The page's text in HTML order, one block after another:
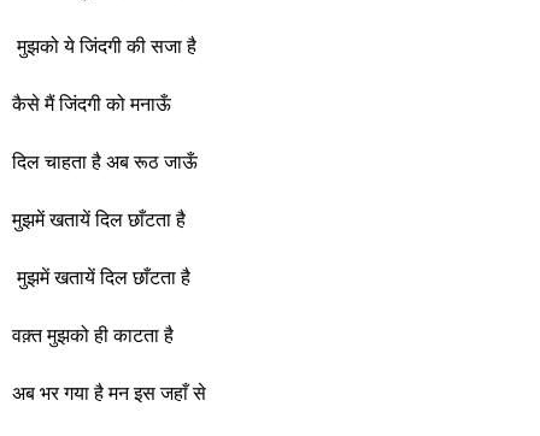
मुझको ये जिंदगी की सजा है
कैसे मैं जिंदगी को मनाऊँ
दिल चाहता है अब रूठ जाऊँ
मुझमें खतायें दिल छाँटता है
मुझमें खतायें दिल छाँटता है
वक़्त मुझको ही काटता है
अब भर गया है मन इस जहाँ से